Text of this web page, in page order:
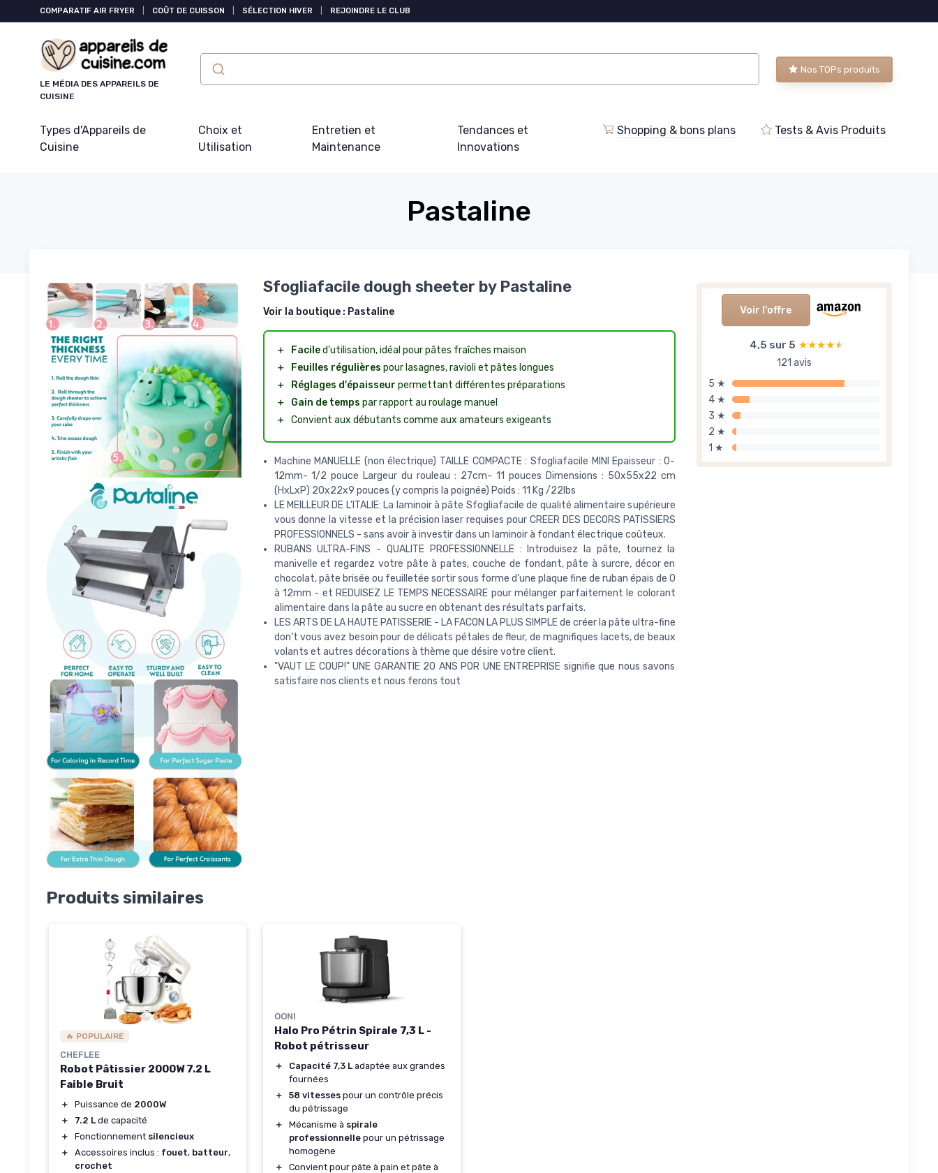
COMPARATIF AIR FRYER COÛT DE CUISSON SÉLECTION HIVER REJOINDRE LE CLUB
LE MÉDIA DES APPAREILS DE
CUISINE
Nos TOPs produits
Types d'Appareils de
Cuisine
Choix et
Utilisation
Entretien et
Maintenance
Tendances et
Innovations
Shopping & bons plans Tests & Avis Produits
Pastaline
Voir l'offre
4,5 sur 5 ★★★★★
★★★★★
121 avis
5 ★
4 ★
3 ★
2 ★
1 ★
Sfogliafacile dough sheeter by Pastaline
Voir la boutique : Pastaline
＋ Faciled'utilisation, idéal pour pâtes fraîches maison
＋
Feuilles régulières pour lasagnes, ravioli et pâtes longues
＋
Réglages d'épaisseur permettant différentes préparations
＋
Gain de temps par rapport au roulage manuel
＋ Convient aux débutants comme aux amateurs exigeants
Machine MANUELLE (non électrique) TAILLE COMPACTE : Sfogliafacile MINI Epaisseur : 0-
12mm- 1/2 pouce Largeur du rouleau : 27cm- 11 pouces Dimensions : 50x55x22 cm
(HxLxP) 20x22x9 pouces (y compris la poignée) Poids : 11 Kg /22lbs
LE MEILLEUR DE L'ITALIE: La laminoir à pâte Sfogliafacile de qualité alimentaire supérieure
vous donne la vitesse et la précision laser requises pour CREER DES DECORS PATISSIERS
PROFESSIONNELS - sans avoir à investir dans un laminoir à fondant électrique coûteux.
RUBANS ULTRA-FINS - QUALITE PROFESSIONNELLE : Introduisez la pâte, tournez la
manivelle et regardez votre pâte à pates, couche de fondant, pâte à surcre, décor en
chocolat, pâte brisée ou feuilletée sortir sous forme d'une plaque fine de ruban épais de 0
à 12mm - et REDUISEZ LE TEMPS NECESSAIRE pour mélanger parfaitement le colorant
alimentaire dans la pâte au sucre en obtenant des résultats parfaits.
LES ARTS DE LA HAUTE PATISSERIE - LA FACON LA PLUS SIMPLE de créer la pâte ultra-fine
don’t vous avez besoin pour de délicats pétales de fleur, de magnifiques lacets, de beaux
volants et autres décorations à thème que désire votre client.
"VAUT LE COUP!" UNE GARANTIE 20 ANS POR UNE ENTREPRISE signifie que nous savons
satisfaire nos clients et nous ferons tout
Produits similaires
🔥 POPULAIRE
CHEFLEE
Robot Pâtissier 2000W 7.2 L
Faible Bruit
＋ Puissance de 2000W
＋
7.2 L de capacité
＋
Fonctionnement silencieux
＋
Accessoires inclus : fouet, batteur,
crochet
OONI
Halo Pro Pétrin Spirale 7,3 L -
Robot pétrisseur
＋ Capacité 7,3 L adaptée aux grandes
fournées
＋
58 vitesses pour un contrôle précis
du pétrissage
＋
Mécanisme à spirale
professionnelle pour un pétrissage
homogène
＋
Convient pour pâte à pain et pâte à
Panneau de gestion des cookies